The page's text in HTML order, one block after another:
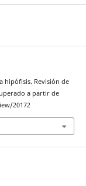
hipófisis. Revisión de
a partir de
20172